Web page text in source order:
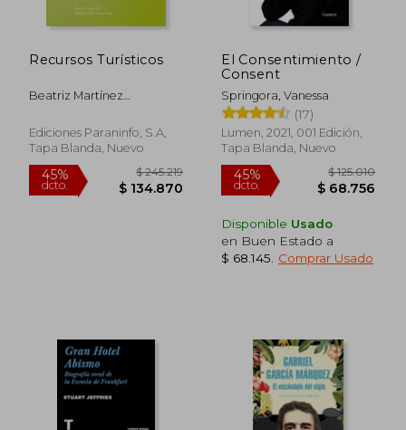
45%
dcto.
$ 264.644 45%
dcto.
Recursos Turísticos
Beatriz Martínez
Ediciones Paraninfo, S.A,
Tapa Blanda, Nuevo
El Consentimiento /
Consent
Springora, Vanessa
(17)
Lumen, 2021, 001 Edición,
Tapa Blanda, Nuevo
Disponible Usado
en Buen Estado a
$ 68.145
Comprar Usado